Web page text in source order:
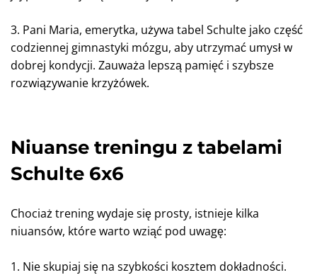
3. Pani Maria, emerytka, używa tabel Schulte jako część
codziennej gimnastyki mózgu, aby utrzymać umysł w
dobrej kondycji. Zauważa lepszą pamięć i szybsze
rozwiązywanie krzyżówek.
Niuanse treningu z tabelami
Schulte 6x6
Chociaż trening wydaje się prosty, istnieje kilka
niuansów, które warto wziąć pod uwagę:
1. Nie skupiaj się na szybkości kosztem dokładności.